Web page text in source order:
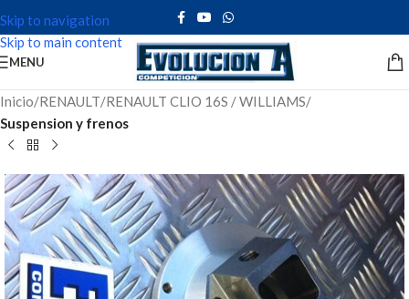
Skip to navigation
Skip to main content
MENU
Inicio RENAULT RENAULT CLIO 16S / WILLIAMS
Suspension y frenos